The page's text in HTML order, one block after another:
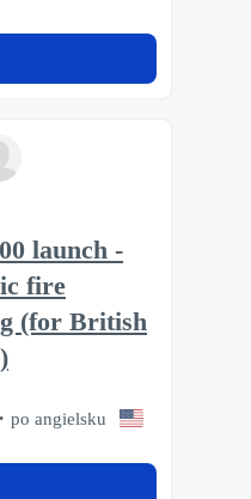
launch -
fire
(for British
po angielsku